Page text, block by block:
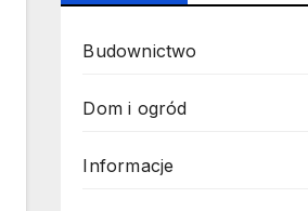
Budownictwo
Dom i ogród
Informacje